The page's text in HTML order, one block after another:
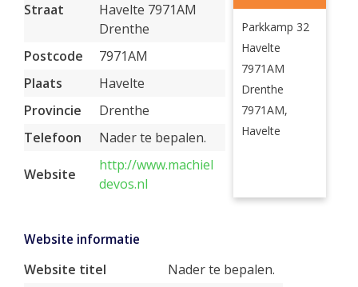
Straat
Havelte 7971AM
Drenthe
Postcode
7971AM
Plaats
Havelte
Provincie
Drenthe
Telefoon
Nader te bepalen.
Website
http://www.machiel
devos.nl
Parkkamp 32
Havelte
7971AM
Drenthe
7971AM,
Havelte
Website informatie
Website titel
Nader te bepalen.